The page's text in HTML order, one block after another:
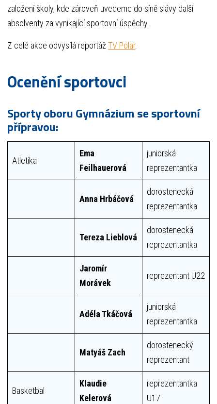
založení školy, kde zároveň uvedeme do síně slávy další
absolventy za vynikající sportovní úspěchy.
Z celé akce odvysílá reportážTV Polar.
Ocenění sportovci
Sporty oboru Gymnázium se sportovní
přípravou:
Atletika
Ema
Feilhauerová
juniorská
reprezentantka
Anna Hrbáčová
dorostenecká
reprezentantka
Tereza Lieblová
dorostenecká
reprezentantka
Jaromír
Morávek
reprezentant U22
Adéla Tkáčová
juniorská
reprezentantka
Matyáš Zach
dorostenecký
reprezentant
Basketbal
Klaudie
Kelerová
reprezentantka
U17